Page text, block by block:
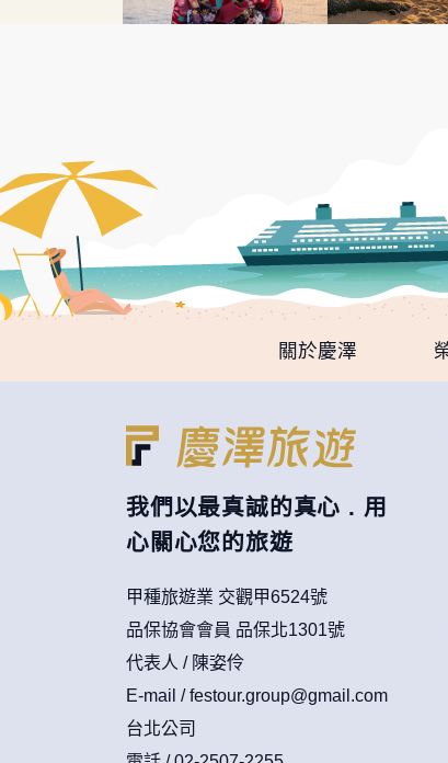
務
關於慶澤
我們以最真誠的真心 . 用
心關心您的旅遊
甲種旅遊業 交觀甲6524號
品保協會會員 品保北1301號
代表人 / 陳姿伶
E-mail / festour.group@gmail.com
台北公司